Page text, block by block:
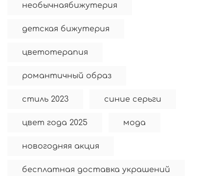
необычнаябижутерия
детская бижутерия
цветотерапия
романтичный образ
стиль 2023 синие серьги
цвет года 2025 мода
новогодняя акция
бесплатная доставка украшений